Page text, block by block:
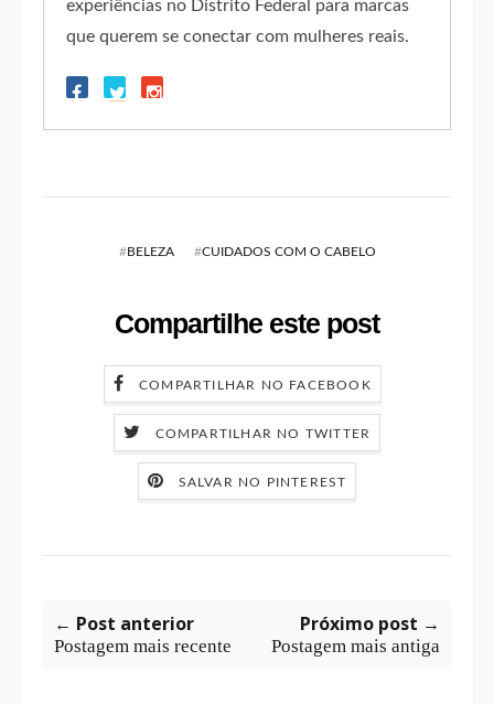
experiências no Distrito Federal para marcas
que querem se conectar com mulheres reais.
#BELEZA #CUIDADOS COM O CABELO
Compartilhe este post
COMPARTILHAR NO FACEBOOK
COMPARTILHAR NO TWITTER
SALVAR NO PINTEREST
← Post anterior
Postagem mais recente
Próximo post →
Postagem mais antiga